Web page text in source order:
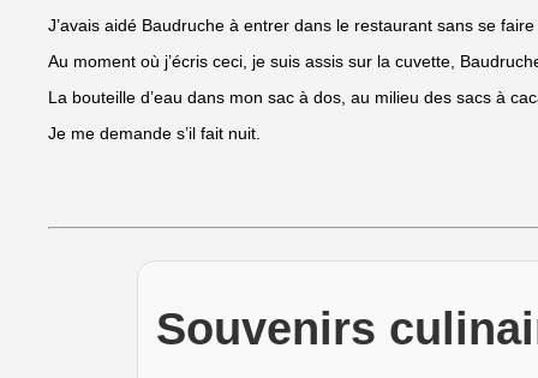
J’avais aidé Baudruche à entrer dans le restaurant sans se
Au moment où j’écris ceci, je suis assis sur la cuvette,
La bouteille d’eau dans mon sac à dos, au milieu des sacs à
Je me demande s’il fait nuit.
Souvenirs